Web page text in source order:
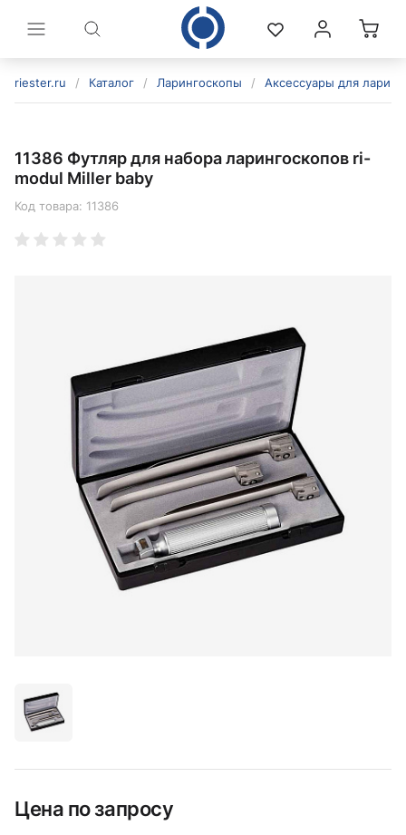
riester.ru / Каталог / Ларингоскопы / Аксессуары для
11386 Футляр для набора ларингоскопов ri-
modul Miller baby
Код товара: 11386
Цена по запросу